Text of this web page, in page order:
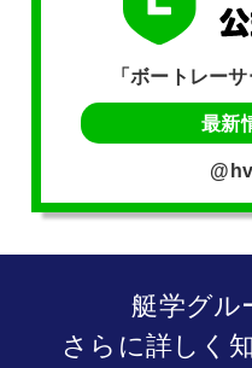
「ボートレー
最新
艇学グル
さらに詳しく